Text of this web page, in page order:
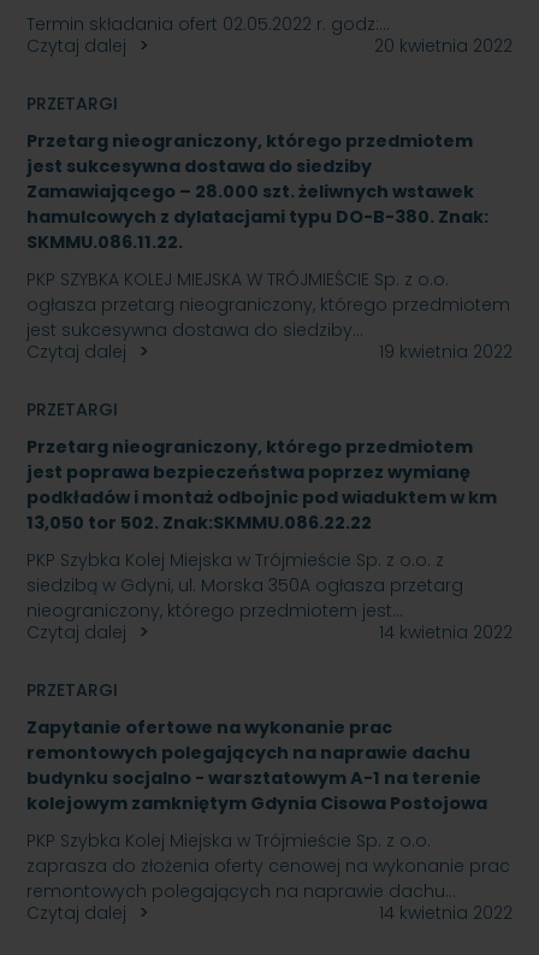
Termin składania ofert 02.05.2022 r. godz:…
Czytaj dalej
20 kwietnia 2022
PRZETARGI
Przetarg nieograniczony, którego przedmiotem
jest sukcesywna dostawa do siedziby
Zamawiającego – 28.000 szt. żeliwnych wstawek
hamulcowych z dylatacjami typu DO-B-380. Znak:
SKMMU.086.11.22.
PKP SZYBKA KOLEJ MIEJSKA W TRÓJMIEŚCIE Sp. z o.o.
ogłasza przetarg nieograniczony, którego przedmiotem
jest sukcesywna dostawa do siedziby…
Czytaj dalej
19 kwietnia 2022
PRZETARGI
Przetarg nieograniczony, którego przedmiotem
jest poprawa bezpieczeństwa poprzez wymianę
podkładów i montaż odbojnic pod wiaduktem w km
13,050 tor 502. Znak:SKMMU.086.22.22
PKP Szybka Kolej Miejska w Trójmieście Sp. z o.o. z
siedzibą w Gdyni, ul. Morska 350A ogłasza przetarg
nieograniczony, którego przedmiotem jest…
Czytaj dalej
14 kwietnia 2022
PRZETARGI
Zapytanie ofertowe na wykonanie prac
remontowych polegających na naprawie dachu
budynku socjalno - warsztatowym A-1 na terenie
kolejowym zamkniętym Gdynia Cisowa Postojowa
PKP Szybka Kolej Miejska w Trójmieście Sp. z o.o.
zaprasza do złożenia oferty cenowej na wykonanie prac
remontowych polegających na naprawie dachu…
Czytaj dalej
14 kwietnia 2022